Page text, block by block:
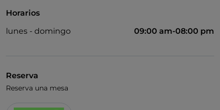
Horarios
lunes - domingo
09:00 am-08:00 pm
Reserva
Reserva una mesa